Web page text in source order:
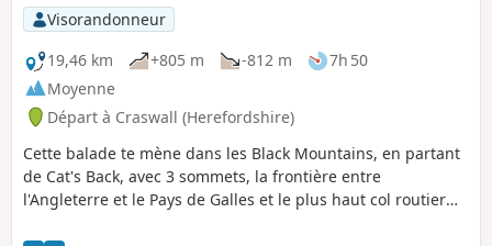
Visorandonneur
19,46 km
+805 m -812 m
7h 50
Moyenne
Départ à Craswall (Herefordshire)
Cette balade te mène dans les Black Mountains, en partant
de Cat's Back, avec 3 sommets, la frontière entre
l'Angleterre et le Pays de Galles et le plus haut col routier